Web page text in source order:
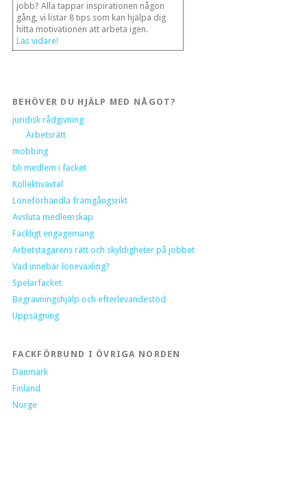
jobb? Alla tappar inspirationen någon
gång, vi listar 8 tips som kan hjälpa dig
hitta motivationen att arbeta igen.
Läs vidare!
BEHÖVER DU HJÄLP MED NÅGOT?
juridisk rådgivning
Arbetsrätt
mobbing
bli medlem i facket
Kollektivavtal
Löneförhandla framgångsrikt
Avsluta medlemskap
Fackligt engagemang
Arbetstagarens rätt och skyldigheter på jobbet
Vad innebär löneväxling?
Spelarfacket
Begravningshjälp och efterlevandestöd
Uppsägning
FACKFÖRBUND I ÖVRIGA NORDEN
Danmark
Finland
Norge